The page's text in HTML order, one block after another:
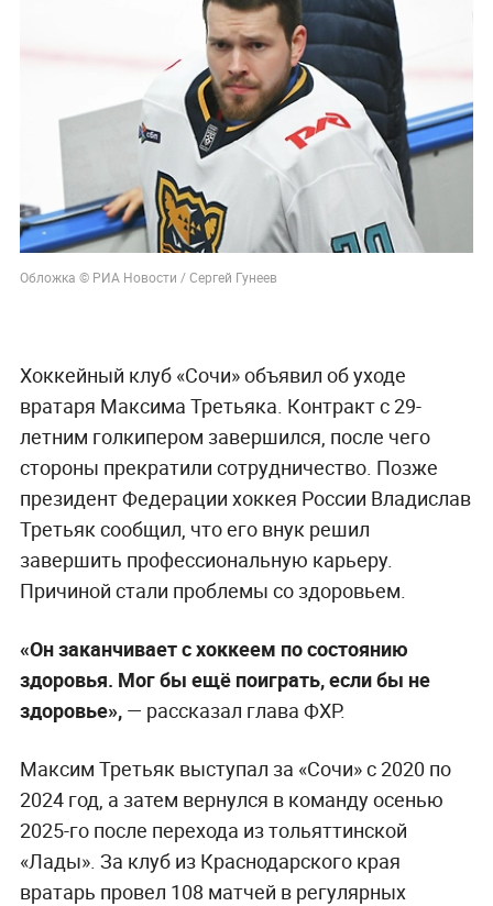
Обложка © РИА Новости / Сергей Гунеев
Хоккейный клуб «Сочи» объявил об уходе
вратаря Максима Третьяка. Контракт с 29-
летним голкипером завершился, после чего
стороны прекратили сотрудничество. Позже
президент Федерации хоккея России Владислав
Третьяк сообщил, что его внук решил
завершить профессиональную карьеру.
Причиной стали проблемы со здоровьем.
«Он заканчивает с хоккеем по состоянию
здоровья. Мог бы ещё поиграть, если бы не
здоровье», — рассказал глава ФХР.
Максим Третьяк выступал за «Сочи» с 2020 по
2024 год, а затем вернулся в команду осенью
2025-го после перехода из тольяттинской
«Лады». За клуб из Краснодарского края
вратарь провел 108 матчей в регулярных